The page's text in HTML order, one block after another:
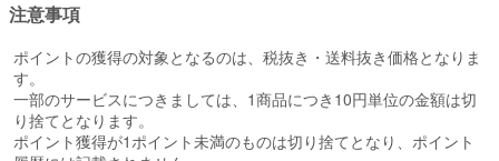
注意事項
ポイントの獲得の対象となるのは、税抜き・送料抜き価格となりま
す。
一部のサービスにつきましては、1商品につき10円単位の金額は切
り捨てとなります。
ポイント獲得が1ポイント未満のものは切り捨てとなり、ポイント